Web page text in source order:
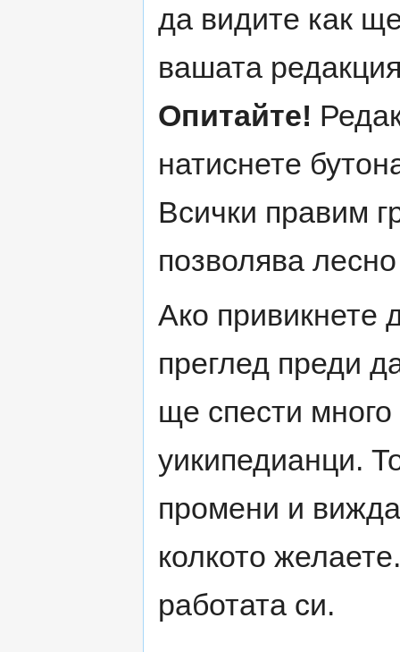
да видите как
вашата
Опитайте!
натиснете
Всички правим
позволява
Ако привикнете
преглед преди
ще спести
уикипедианци.
промени и
колкото
работата си.